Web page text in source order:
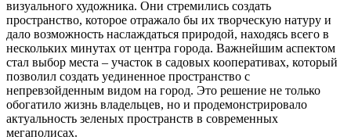
визуального художника. Они стремились создать
пространство, которое отражало бы их творческую натуру и
дало возможность наслаждаться природой, находясь всего в
нескольких минутах от центра города. Важнейшим аспектом
стал выбор места – участок в садовых кооперативах, который
позволил создать уединенное пространство с
непревзойденным видом на город. Это решение не только
обогатило жизнь владельцев, но и продемонстрировало
актуальность зеленых пространств в современных
мегаполисах.